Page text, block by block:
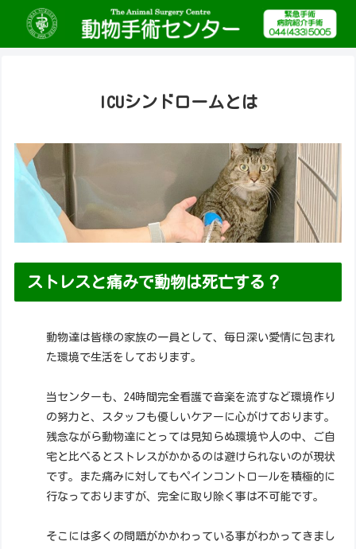
ICUシンドロームとは
ストレスと痛みで動物は死亡する？
動物達は皆様の家族の一員として、毎日深い愛情に包まれ
た環境で生活をしております。
当センターも、24時間完全看護で音楽を流すなど環境作り
の努力と、スタッフも優しいケアーに心がけております。
残念ながら動物達にとっては見知らぬ環境や人の中、ご自
宅と比べるとストレスがかかるのは避けられないのが現状
です。また痛みに対してもペインコントロールを積極的に
行なっておりますが、完全に取り除く事は不可能です。
そこには多くの問題がかかわっている事がわかってきまし